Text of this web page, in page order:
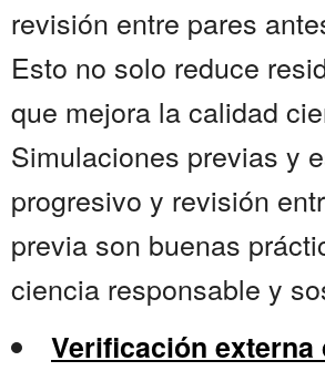
revisión entre pares
Esto no solo reduce
que mejora la calidad
Simulaciones previas y
progresivo y revisión
previa son buenas
ciencia responsable y
Verificación externa